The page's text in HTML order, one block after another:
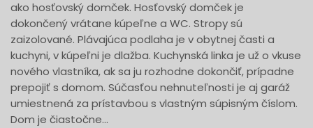
ako hosťovský domček. Hosťovský domček je
dokončený vrátane kúpeľne a WC. Stropy sú
zaizolované. Plávajúca podlaha je v obytnej časti a
kuchyni, v kúpeľni je dlažba. Kuchynská linka je už o vkuse
nového vlastníka, ak sa ju rozhodne dokončiť, prípadne
prepojiť s domom. Súčasťou nehnuteľnosti je aj garáž
umiestnená za prístavbou s vlastným súpisným číslom.
Dom je čiastočne...